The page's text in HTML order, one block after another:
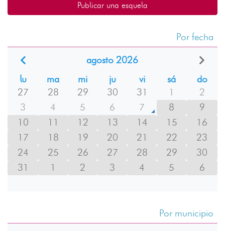
Publicar una esquela
Por fecha
agosto 2026
lu
ma mi ju vi sá
do
27
28 29 30 31 1
2
3
4 5 6 7 8
9
10
11 12 13 14 15
16
17
18 19 20 21 22
23
24
25 26 27 28 29
30
31
1 2 3 4 5 6
Por municipio